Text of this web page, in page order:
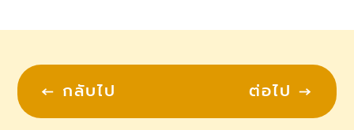
← กลับไป ต่อไป →